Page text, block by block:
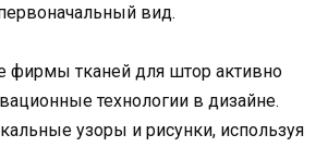
вид.
фирмы тканей для штор активно
технологии в дизайне.
узоры и рисунки, используя